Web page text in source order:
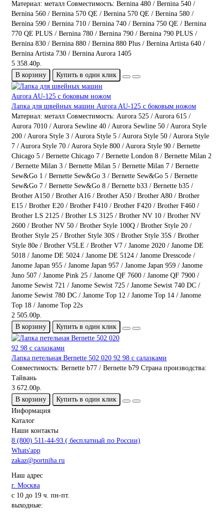
Материал: металл Совместимость: Bernina 480 / Bernina 540 /
Bernina 560 / Bernina 570 QE / Bernina 570 QE / Bernina 580 /
Bernina 590 / Bernina 710 / Bernina 740 / Bernina 750 QE / Bernina
770 QE PLUS / Bernina 780 / Bernina 790 / Bernina 790 PLUS /
Bernina 830 / Bernina 880 / Bernina 880 Plus / Bernina Artista 640 /
Bernina Artista 730 / Bernina Aurora 1405
5 358.40р.
В корзину
Купить в один клик
Лапка для швейных машин Aurora AU-125 с боковым ножом
Материал: металл Совместимость: Aurora 525 / Aurora 615 /
Aurora 7010 / Aurora Sewline 40 / Aurora Sewline 50 / Aurora Style
200 / Aurora Style 3 / Aurora Style 5 / Aurora Style 50 / Aurora Style
7 / Aurora Style 70 / Aurora Style 800 / Aurora Style 90 / Bernette
Chicago 5 / Bernette Chicago 7 / Bernette London 8 / Bernette Milan 2
/ Bernette Milan 3 / Bernette Milan 5 / Bernette Milan 7 / Bernette
Sew&Go 1 / Bernette Sew&Go 3 / Bernette Sew&Go 5 / Bernette
Sew&Go 7 / Bernette Sew&Go 8 / Bernette b33 / Bernette b35 /
Brother A150 / Brother A16 / Brother A50 / Brother A80 / Brother
E15 / Brother E20 / Brother F410 / Brother F420 / Brother F460 /
Brother LS 2125 / Brother LS 3125 / Brother NV 10 / Brother NV
2600 / Brother NV 50 / Brother Style 100Q / Brother Style 20 /
Brother Style 25 / Brother Style 30S / Brother Style 35S / Brother
Style 80e / Brother V5LE / Brother V7 / Janome 2020 / Janome DE
5018 / Janome DE 5024 / Janome DE 5124 / Janome Dresscode /
Janome Japan 955 / Janome Japan 957 / Janome Japan 959 / Janome
Juno 507 / Janome Pink 25 / Janome QF 7600 / Janome QF 7900 /
Janome Sewist 721 / Janome Sewist 725 / Janome Sewist 740 DC /
Janome Sewist 780 DC / Janome Top 12 / Janome Top 14 / Janome
Top 18 / Janome Top 22s
2 505.00р.
В корзину
Купить в один клик
Лапка петельная Bernette 502 020 92 98 с салазками
Совместимость: Bernette b77 / Bernette b79 Страна производства:
Тайвань
3 672.00р.
В корзину
Купить в один клик
Информация
Каталог
Наши контакты
8 (800) 511-44-93 ( бесплатный по России)
Whats'app
zakaz@portniha.ru
Наш адрес
г. Москва
с 10 до 19 ч. пн-пт.
выходные: